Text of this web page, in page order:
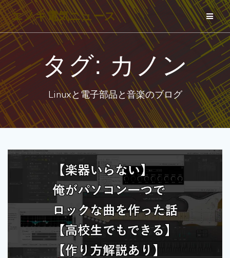
コ
ン
テ
ツ
ス
キ
ッ
エノキ電気ニュース
タグ: カノン
Linuxと電子部品と音楽のブログ